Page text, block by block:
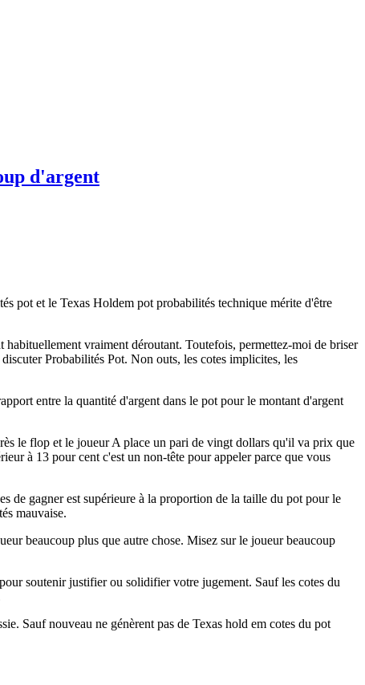
d'argent
pot et le Texas Holdem pot probabilités technique mérite d'être
vraiment déroutant. Toutefois, permettez-moi de briser
Probabilités Pot. Non outs, les cotes implicites, les
entre la quantité d'argent dans le pot pour le montant d'argent
le flop et le joueur A place un pari de vingt dollars qu'il va prix que
à 13 pour cent c'est un non-tête pour appeler parce que vous
de gagner est supérieure à la proportion de la taille du pot pour le
mauvaise.
beaucoup plus que autre chose. Misez sur le joueur beaucoup
soutenir justifier ou solidifier votre jugement. Sauf les cotes du
Sauf nouveau ne génèrent pas de Texas hold em cotes du pot